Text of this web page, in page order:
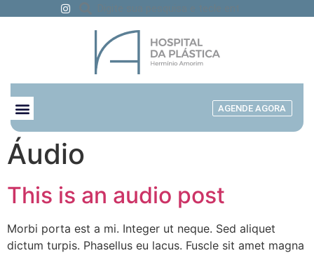
AGENDE AGORA
Áudio
This is an audio post
Morbi porta est a mi. Integer ut neque. Sed aliquet
dictum turpis. Phasellus eu lacus. Fuscle sit amet magna